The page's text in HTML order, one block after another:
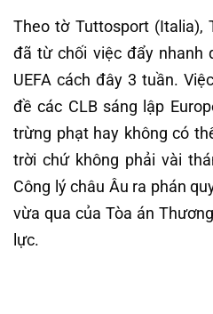
Theo tờ Tuttosport (Italia),
đã từ chối việc đẩy nhanh
UEFA cách đây 3 tuần.
đề các CLB sáng lập
trừng phạt hay không có
trời chứ không phải vài
Công lý châu Âu ra phán
vừa qua của Tòa án
lực.